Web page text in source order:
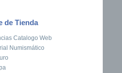
de Tienda
Catalogo Web
Numismático